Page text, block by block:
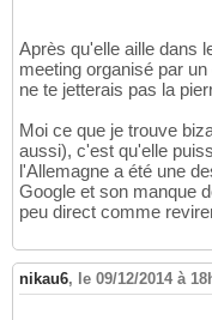
Après qu'elle aille dans
meeting organisé par
ne te jetterais pas la
Moi ce que je trouve
aussi), c'est qu'elle
l'Allemagne a été une
Google et son manque
peu direct comme
nikau6, le 09/12/2014 à